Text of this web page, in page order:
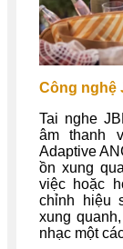
Công nghệ
Tai nghe
âm thanh
Adaptive
ồn xung
việc hoặc
chỉnh hiệu
xung
nhạc một